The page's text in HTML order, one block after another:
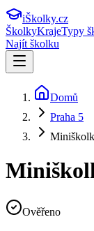
iŠkolky.cz
ŠkolkyKrajeTypy
Najít školku
Domů
Praha 5
Ověřeno